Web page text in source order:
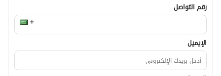
رقم التواصل
الإيميل